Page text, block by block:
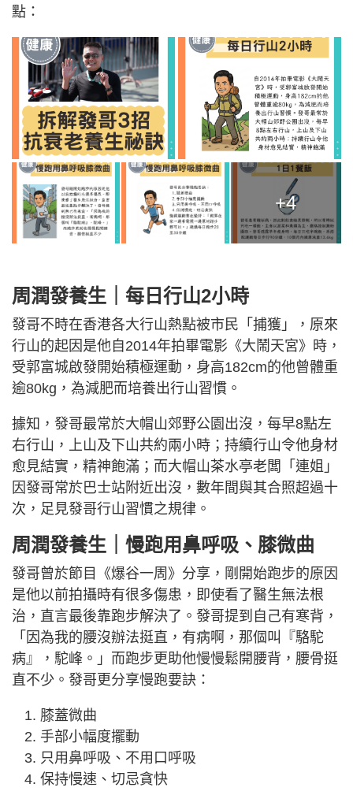
點：
+4
周潤發養生｜每日行山2小時
發哥不時在香港各大行山熱點被市民「捕獲」，原來
行山的起因是他自2014年拍畢電影《大鬧天宮》時，
受郭富城啟發開始積極運動，身高182cm的他曾體重
逾80kg，為減肥而培養出行山習慣。
據知，發哥最常於大帽山郊野公園出沒，每早8點左
右行山，上山及下山共約兩小時；持續行山令他身材
愈見結實，精神飽滿；而大帽山茶水亭老闆「連姐」
因發哥常於巴士站附近出沒，數年間與其合照超過十
次，足見發哥行山習慣之規律。
周潤發養生｜慢跑用鼻呼吸、膝微曲
發哥曾於節目《爆谷一周》分享，剛開始跑步的原因
是他以前拍攝時有很多傷患，即使看了醫生無法根
治，直言最後靠跑步解決了。發哥提到自己有寒背，
「因為我的腰沒辦法挺直，有病啊，那個叫『駱駝
病』，駝峰。」而跑步更助他慢慢鬆開腰背，腰骨挺
直不少。發哥更分享慢跑要訣：
膝蓋微曲
手部小幅度擺動
只用鼻呼吸、不用口呼吸
保持慢速、切忌貪快